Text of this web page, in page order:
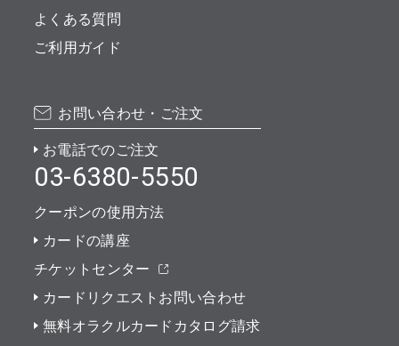
よくある質問
ご利用ガイド
お問い合わせ・ご注文
お電話でのご注文
03-6380-5550
クーポンの使用方法
カードの講座
チケットセンター
カードリクエストお問い合わせ
無料オラクルカードカタログ請求